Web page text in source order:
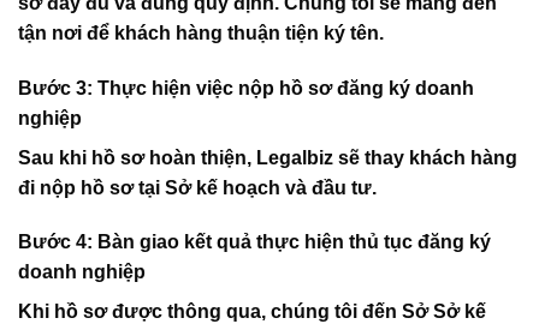
tận nơi để khách hàng thuận tiện ký tên.
Bước 3: Thực hiện việc nộp hồ sơ đăng ký doanh
nghiệp
Sau khi hồ sơ hoàn thiện, Legalbiz sẽ thay khách hàng
đi nộp hồ sơ tại Sở kế hoạch và đầu tư.
Bước 4: Bàn giao kết quả thực hiện thủ tục đăng ký
doanh nghiệp
Khi hồ sơ được thông qua, chúng tôi đến Sở Sở kế